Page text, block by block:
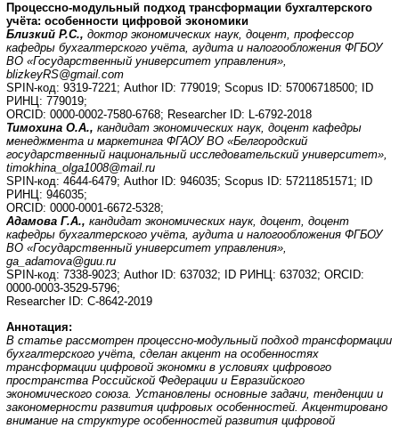
Процессно-модульный подход трансформации бухгалтерского
учёта: особенности цифровой экономики
Близкий Р.С., доктор экономических наук, доцент, профессор
кафедры бухгалтерского учёта, аудита и налогообложения ФГБОУ
ВО «Государственный университет управления»,
blizkeyRS@gmail.com
SPIN-код: 9319-7221; Author ID: 779019; Scopus ID: 57006718500; ID
РИНЦ: 779019;
ORCID: 0000-0002-7580-6768; Researcher ID: L-6792-2018
Тимохина О.А., кандидат экономических наук, доцент кафедры
менеджмента и маркетинга ФГАОУ ВО «Белгородский
государственный национальный исследовательский университет»,
timokhina olga1008@mail.ru
SPIN-код: 4644-6479; Author ID: 946035; Scopus ID: 57211851571; ID
РИНЦ: 946035;
ORCID: 0000-0001-6672-5328;
Адамова Г.А., кандидат экономических наук, доцент, доцент
кафедры бухгалтерского учёта, аудита и налогообложения ФГБОУ
ВО «Государственный университет управления»,
ga_adamova@guu.ru
SPIN-код: 7338-9023; Author ID: 637032; ID РИНЦ: 637032; ORCID:
0000-0003-3529-5796;
Researcher ID: С-8642-2019
Аннотация:
В статье рассмотрен процессно-модульный подход трансформации
бухгалтерского учёта, сделан акцент на особенностях
трансформации цифровой экономки в условиях цифрового
пространства Российской Федерации и Евразийского
экономического союза. Установлены основные задачи, тенденции и
закономерности развития цифровых особенностей. Акцентировано
внимание на структуре особенностей развития цифровой